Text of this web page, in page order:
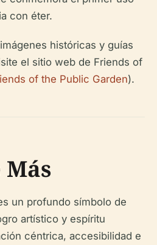
con éter.
históricas y guías
el sitio web de Friends of
of the Public Garden).
un profundo símbolo de
artístico y espíritu
céntrica, accesibilidad e